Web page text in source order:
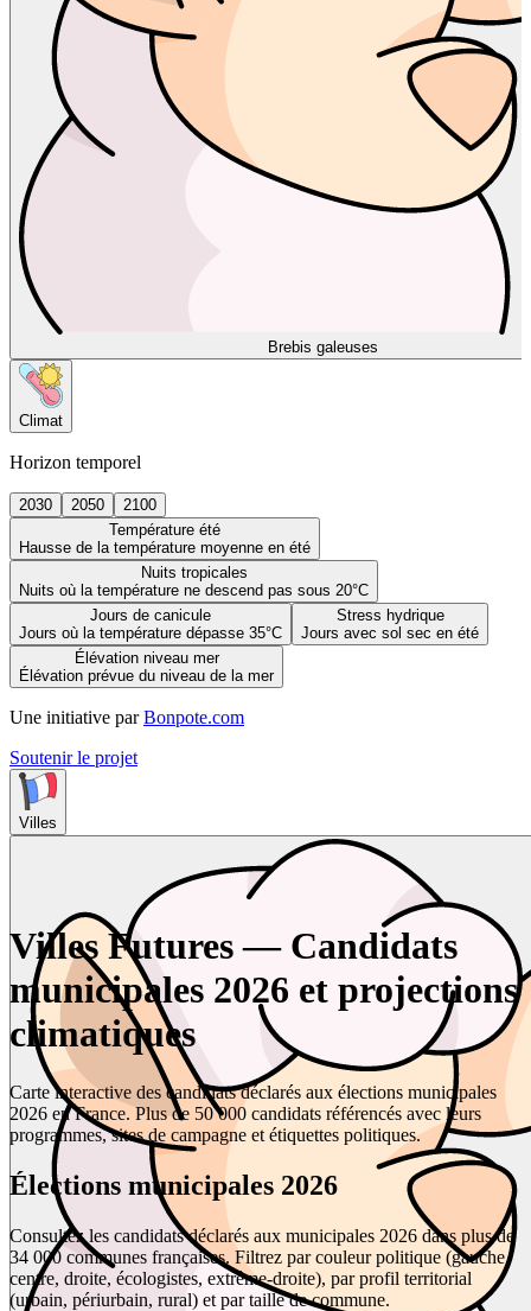
Brebis galeuses
Climat
Horizon temporel
2030 2050
2100
Température été
Hausse de la température moyenne en été
Nuits tropicales
Nuits où la température ne descend pas sous 20°C
Jours de canicule
Jours où la température dépasse 35°C
Stress hydrique
Jours avec sol sec en été
Élévation niveau mer
Élévation prévue du niveau de la mer
Une initiative par Bonpote.com
Soutenir le projet
Villes
Villes Futures — Candidats
municipales 2026 et projections
climatiques
Carte interactive des candidats déclarés aux élections municipales
2026 en France. Plus de 50 000 candidats référencés avec leurs
programmes, sites de campagne et étiquettes politiques.
Élections municipales 2026
Consultez les candidats déclarés aux municipales 2026 dans plus de
34 000 communes françaises. Filtrez par couleur politique (gauche,
centre, droite, écologistes, extrême-droite), par profil territorial
(urbain, périurbain, rural) et par taille de commune.